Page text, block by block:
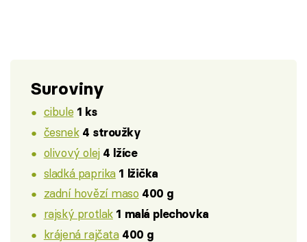
Suroviny
cibule 1 ks
česnek 4 stroužky
olivový olej 4 lžíce
sladká paprika 1 lžička
zadní hovězí maso 400 g
rajský protlak 1 malá plechovka
krájená rajčata 400 g